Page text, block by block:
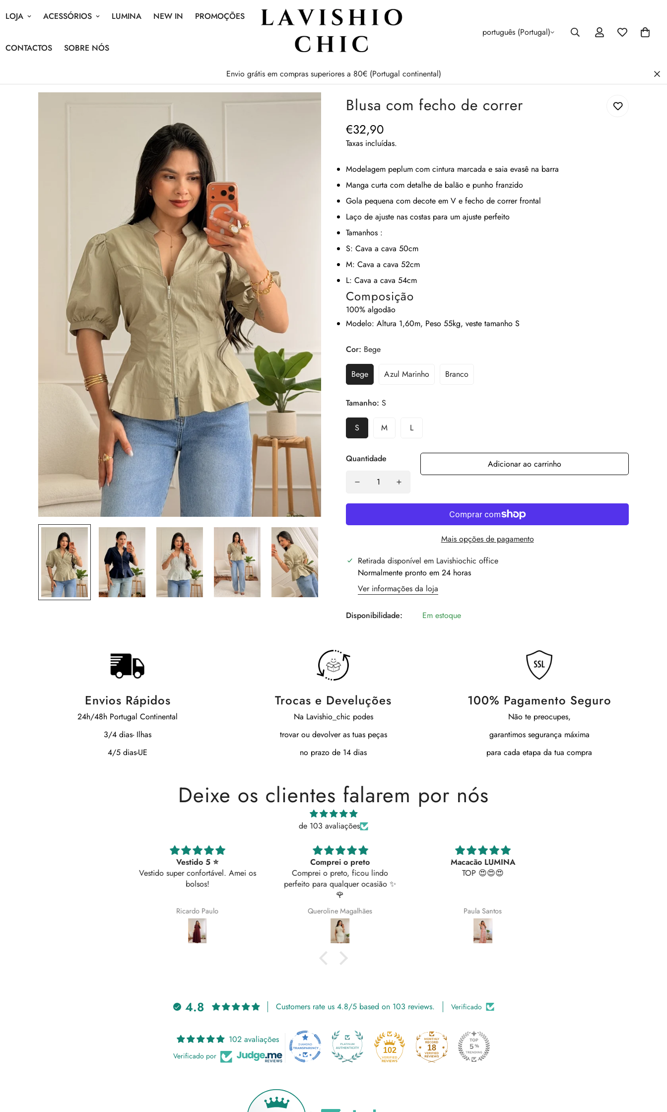
LOJA ACESSÓRIOS LUMINA NEW IN PROMOÇÕES
CONTACTOS SOBRE NÓS
português (Portugal)
Envio grátis em compras superiores a 80€ (Portugal continental)
Blusa com fecho de correr
Preço
regular
€32,90
Taxas incluídas.
Modelagem peplum com cintura marcada e saia evasê na barra
Manga curta com detalhe de balão e punho franzido
Gola pequena com decote em V e fecho de correr frontal
Laço de ajuste nas costas para um ajuste perfeito
Tamanhos :
S: Cava a cava 50cm
M: Cava a cava 52cm
L: Cava a cava 54cm
Composição
100% algodão
Modelo: Altura 1,60m, Peso 55kg, veste tamanho S
Cor: Bege
Bege Azul Marinho Branco
Tamanho: S
S M L
Quantidade Adicionar ao carrinho
Mais opções de pagamento
Retirada disponível em Lavishiochic office
Normalmente pronto em 24 horas
Ver informações da loja
Disponibilidade: Em estoque
Envios Rápidos
24h/48h Portugal Continental
3/4 dias- Ilhas
4/5 dias-UE
Trocas e Develuções
Na Lavishio_chic podes
trovar ou devolver as tuas peças
no prazo de 14 dias
100% Pagamento Seguro
Não te preocupes,
garantimos segurança máxima
para cada etapa da tua compra
Deixe os clientes falarem por nós
de 103 avaliações
Vestido 5 ⭐
Vestido super confortável. Amei os
bolsos!
Ricardo Paulo
Comprei o preto
Comprei o preto, ficou lindo
perfeito para qualquer ocasião ✨️
🌹
Queroline Magalhães
Macacão LUMINA
TOP 😍😍😍
Paula Santos
4.8 Customers rate us 4.8/5 based on 103 reviews. Verificado
102 avaliações
Verificado por
102 18